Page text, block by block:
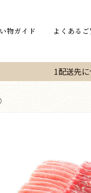
物ガイド よくある
1配送先